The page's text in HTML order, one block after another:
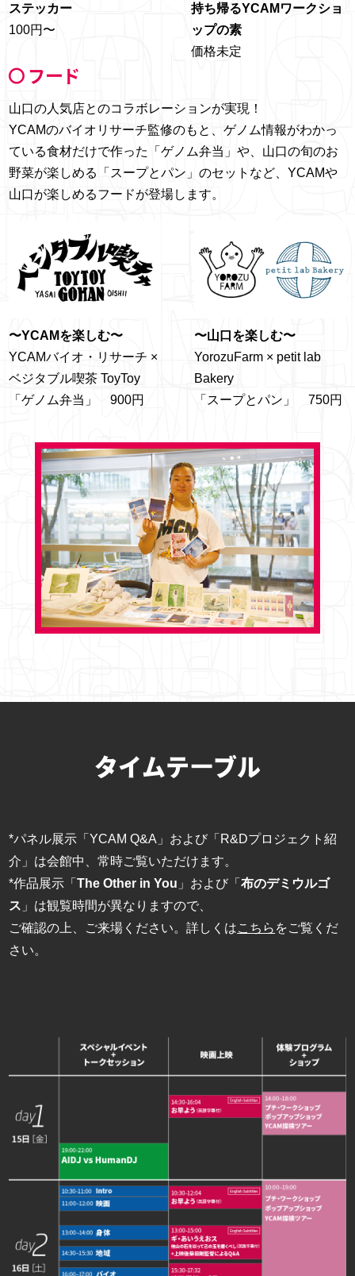
ステッカー
100円〜
持ち帰るYCAMワークショ
ップの素
価格未定
フード
山口の人気店とのコラボレーションが実現！
YCAMのバイオリサーチ監修のもと、ゲノム情報がわかっ
ている食材だけで作った「ゲノム弁当」や、山口の旬のお
野菜が楽しめる「スープとパン」のセットなど、YCAMや
山口が楽しめるフードが登場します。
〜YCAMを楽しむ〜
YCAMバイオ・リサーチ ×
ベジタブル喫茶 ToyToy
「ゲノム弁当」 900円
〜山口を楽しむ〜
YorozuFarm × petit lab
Bakery
「スープとパン」 750円
タイムテーブル
*パネル展示「YCAM Q&A」および「R&Dプロジェクト紹
介」は会館中、常時ご覧いただけます。
*作品展示「The Other in You 」および「布のデミウルゴ
ス 」は観覧時間が異なりますので、
ご確認の上、ご来場ください。詳しくはこちら をご覧くだ
さい。